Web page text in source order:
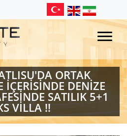
ORTAK
İÇERİSİNDE DENİZE
SATILIK 5+1
VİLLA !!